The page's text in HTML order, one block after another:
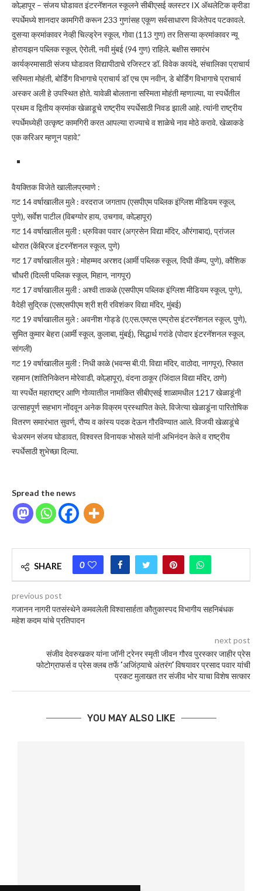
कोल्हापूर – संजय घोडावत इंटरनॅशनल स्कूलने सीबीएसई क्लस्टर IX ॲथलेटिक क्रीडा
स्पर्धेमध्ये शानदार कामगिरी करून 233 गुणांसह एकूण सर्वसाधारण विजेतेपद पटकावले.
दुसऱ्या क्रमांकावर नेव्ही चिल्ड्रेन स्कूल, गोवा (113 गुण) तर तिसऱ्या क्रमांकावर न्यू
होरायझन पब्लिक स्कूल, ऐरोली, नवी मुंबई (94 गुण) राहिले. बक्षीस समारंभ
कार्यक्रमासाठी संजय घोडावत विद्यापीठाचे रजिस्टर डॉ.विवेक कायंदे, संचालिका प्राचार्य
सस्मिता मोहंती, बोर्डिंग विभागाचे प्राचार्य डॉ एच एम नवीन, डे बोर्डिंग विभागाचे प्राचार्य
अस्कर अली हे उपस्थित होते. यावेळी बोलताना सस्मिता मोहंती म्हणाल्या, या स्पर्धेतील
प्रथम व द्वितीय क्रमांक खेळाडूचे राष्ट्रीय स्पर्धेसाठी निवड झाली आहे. त्यांनी राष्ट्रीय
स्पर्धेमध्येही उत्कृष्ट कामगिरी करत आपल्या राज्याचे व शाळेचे नाव मोठे करावे. खेळाकडे
एक करिअर म्हणून पहावे.”
वैयक्तिक विजेते खालीलप्रमाणे :
गट 14 वर्षाखालील मुले : वरदराज जगताप (एसपीएम पब्लिक इंग्लिश मीडियम स्कूल,
पुणे), सर्वेश पाटील (विबग्योर हाय, उचगाव, कोल्हापूर)
गट 14 वर्षाखालील मुली : ध्रुविका पवार (अग्रसेन विद्या मंदिर, औरंगाबाद), प्रांजल
थोरात (केंब्रिज इंटरनॅशनल स्कूल, पुणे)
गट 17 वर्षाखालील मुले : मोहम्मद अरशद (आर्मी पब्लिक स्कूल, दिघी कॅम्प, पुणे), कौशिक
चौधरी (दिल्ली पब्लिक स्कूल, मिहान, नागपूर)
गट 17 वर्षाखालील मुली : अश्वी ताकळे (एसपीएम पब्लिक इंग्लिश मीडियम स्कूल, पुणे),
वैदेही सुद्रिक (एसएसपीएम श्री श्री रविशंकर विद्या मंदिर, मुंबई)
गट 19 वर्षाखालील मुले : अवनीश गोड्डे (ए.एस.एमएस एम्प्रोस इंटरनॅशनल स्कूल, पुणे),
सुमित कुमार बेहरा (आर्मी स्कूल, कुलाबा, मुंबई), सिद्धार्थ गरांडे (पोदार इंटरनॅशनल स्कूल,
सांगली)
गट 19 वर्षाखालील मुली : निधी काळे (भवन्स बी.पी. विद्या मंदिर, वाठोदा, नागपूर), रिफात
रहमान (शांतिनिकेतन मोरेवाडी, कोल्हापूर), वंदना ठाकूर (जिंदाल विद्या मंदिर, ठाणे)
या स्पर्धेत महाराष्ट्र आणि गोव्यातील नामांकित सीबीएसई शाळामधील 1217 खेळाडूंनी
उत्साहपूर्ण सहभाग नोंदवून अनेक विक्रम प्रस्थापित केले. विजेत्या खेळाडूंना पारितोषिक
वितरण समारंभात सुवर्ण, रौप्य व कांस्य पदक देऊन गौरविण्यात आले. विजयी खेळाडूंचे
चेअरमन संजय घोडावत, विश्वस्त विनायक भोसले यांनी अभिनंदन केले व राष्ट्रीय
स्पर्धेसाठी शुभेच्छा दिल्या.
Spread the news
SHARE 0
previous post
गजानन नागरी पतसंस्थेने कमवलेली विश्वासार्हता कौतुकास्पद विभागीय सहनिबंधक
महेश कदम यांचे प्रतिपादन
next post
संजीव देवरुखकर यांना जॉनी ट्रेनर स्मृती जीवन गौरव पुरस्कार जाहीर प्रेस
फोटोग्राफर्स व प्रेस क्लब तर्फे ‘अजिंठ्याचे अंतरंग’ विषयावर प्रसाद पवार यांची
प्रकट मुलाखत तर संजीव भोर याचा विशेष सत्कार
YOU MAY ALSO LIKE